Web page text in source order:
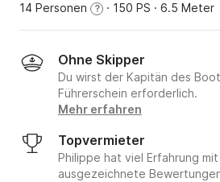
14 Personen ? · 150 PS · 6.5 Meter
Ohne Skipper
Du wirst der Kapitän des
Führerschein erforderlich.
Mehr erfahren
Topvermieter
Philippe hat viel Erfahrung
ausgezeichnete